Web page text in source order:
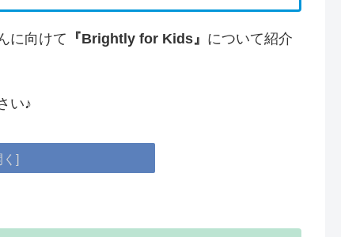
に向けて 『Brightly for Kids』 について紹介
い♪